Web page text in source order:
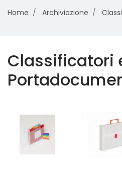
Home Archiviazione
Classificatori